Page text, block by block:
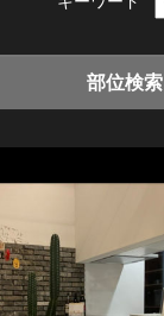
部位検索